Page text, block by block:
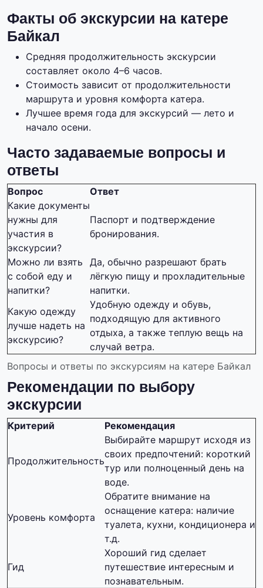
Факты об экскурсии на катере
Байкал
Средняя продолжительность экскурсии
составляет около 4–6 часов.
Стоимость зависит от продолжительности
маршрута и уровня комфорта катера.
Лучшее время года для экскурсий — лето и
начало осени.
Часто задаваемые вопросы и
ответы
Вопросы и ответы по экскурсиям на катере Байкал
Вопрос
Ответ
Какие документы
нужны для
участия в
экскурсии?
Паспорт и подтверждение
бронирования.
Можно ли взять
с собой еду и
напитки?
Да, обычно разрешают брать
лёгкую пищу и прохладительные
напитки.
Какую одежду
лучше надеть на
экскурсию?
Удобную одежду и обувь,
подходящую для активного
отдыха, а также теплую вещь на
случай ветра.
Рекомендации по выбору
экскурсии
Критерий Рекомендация
Продолжительность
Выбирайте маршрут исходя из
своих предпочтений: короткий
тур или полноценный день на
воде.
Уровень комфорта
Обратите внимание на
оснащение катера: наличие
туалета, кухни, кондиционера и
т.д.
Гид
Хороший гид сделает
путешествие интересным и
познавательным.